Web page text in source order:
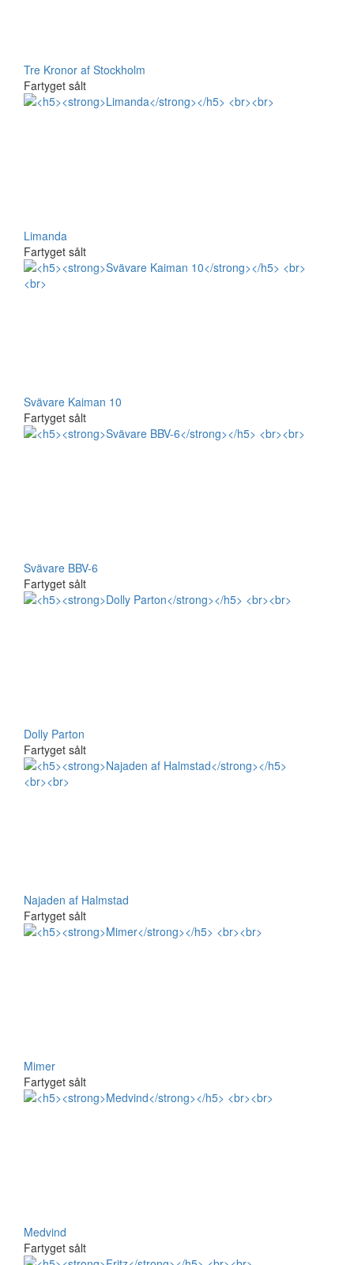
Tre Kronor af Stockholm
Fartyget sålt
Limanda
Fartyget sålt
Svävare Kaiman 10
Fartyget sålt
Svävare BBV-6
Fartyget sålt
Dolly Parton
Fartyget sålt
Najaden af Halmstad
Fartyget sålt
Mimer
Fartyget sålt
Medvind
Fartyget sålt